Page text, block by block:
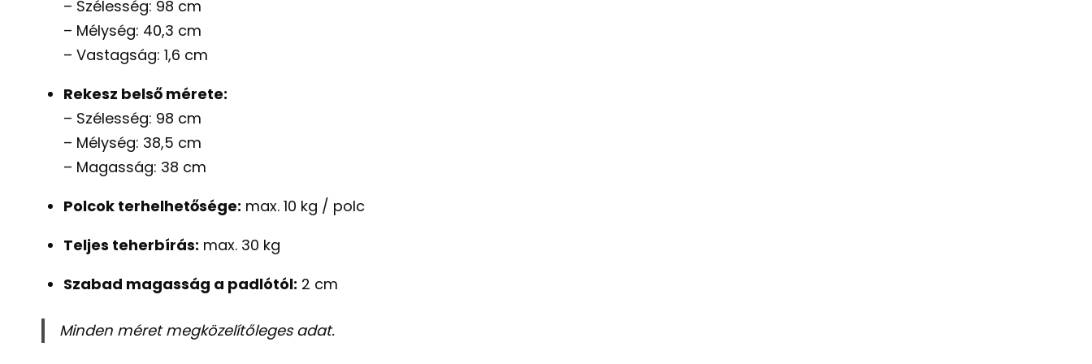
– Szélesség: 98 cm
– Mélység: 40,3 cm
– Vastagság: 1,6 cm
Rekesz belső mérete:
– Szélesség: 98 cm
– Mélység: 38,5 cm
– Magasság: 38 cm
Polcok terhelhetősége: max. 10 kg / polc
Teljes teherbírás: max. 30 kg
Szabad magasság a padlótól: 2 cm
Minden méret megközelítőleges adat.